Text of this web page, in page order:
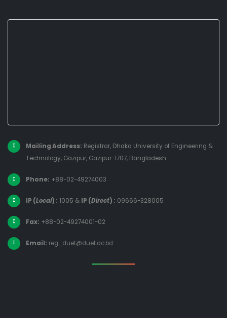
Mailing Address: Registrar, Dhaka University of Engineering &
Technology, Gazipur, Gazipur-1707, Bangladesh
Phone: +88-02-49274003
IP (Local) : 1005 & IP (Direct) : 09666-328005
Fax: +88-02-49274001-02
Email: reg_duet@duet.ac.bd